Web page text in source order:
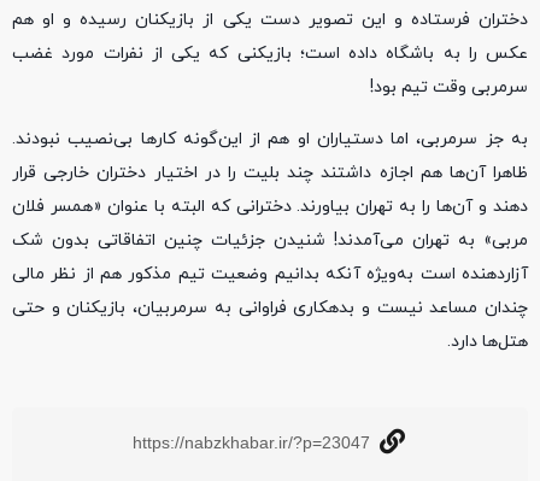
دختران فرستاده و این تصویر دست یکی از بازیکنان رسیده و او هم
عکس را به باشگاه داده است؛ بازیکنی که یکی از نفرات مورد غضب
سرمربی وقت تیم بود!
به جز سرمربی، اما دستیاران او هم از این‌گونه کار‌ها بی‌نصیب نبودند.
ظاهرا آن‌ها هم اجازه داشتند چند بلیت را در اختیار دختران خارجی قرار
دهند و آن‌ها را به تهران بیاورند. دخترانی که البته با عنوان «همسر فلان
مربی» به تهران می‌آمدند! شنیدن جزئیات چنین اتفاقاتی بدون شک
آزاردهنده است به‌ویژه آنکه بدانیم وضعیت تیم مذکور هم از نظر مالی
چندان مساعد نیست و بدهکاری فراوانی به سرمربیان، بازیکنان و حتی
هتل‌ها دارد.
https://nabzkhabar.ir/?p=23047